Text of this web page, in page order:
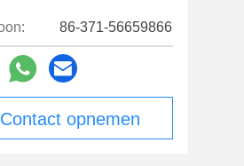
86-371-56659866
Contact opnemen